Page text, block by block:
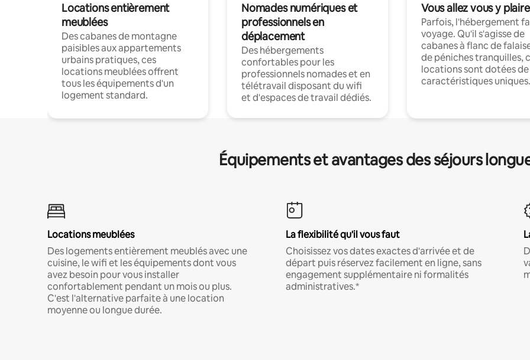
Locations entièrement
meublées
Des cabanes de montagne
paisibles aux appartements
urbains pratiques, ces
locations meublées offrent
tous les équipements d'un
logement standard.
Nomades numériques et
professionnels en
déplacement
Des hébergements
confortables pour les
professionnels nomades et en
télétravail disposant du wifi
et d'espaces de travail dédiés.
Vous allez vous y plaire
Parfois, l'hébergement
voyage. Qu'il s'agisse de
cabanes à flanc de
de péniches tranquilles,
locations sont dotées de
caractéristiques uniques.
Équipements et avantages des séjours
Locations meublées
Des logements entièrement meublés avec une
cuisine, le wifi et les équipements dont vous
avez besoin pour vous installer
confortablement pendant un mois ou plus.
C'est l'alternative parfaite à une location
moyenne ou longue durée.
La flexibilité qu'il vous faut
Choisissez vos dates exactes d'arrivée et de
départ puis réservez facilement en ligne, sans
engagement supplémentaire ni formalités
administratives.*